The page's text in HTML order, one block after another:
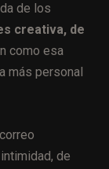
de los
creativa, de
como esa
más personal
de